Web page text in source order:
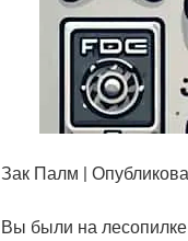
Зак Палм |
Вы были на лесопилке